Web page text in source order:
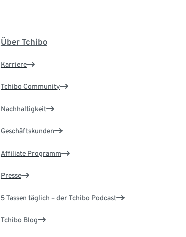
Über Tchibo
Karriere
Tchibo Community
Nachhaltigkeit
Geschäftskunden
Affiliate Programm
Presse
5 Tassen täglich – der Tchibo Podcast
Tchibo Blog